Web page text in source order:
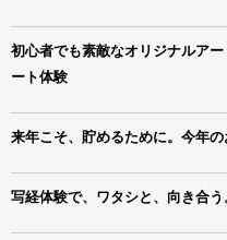
初心者でも素敵なオリジナルア
ート体験
来年こそ、貯めるために。今年
写経体験で、ワタシと、向き合う